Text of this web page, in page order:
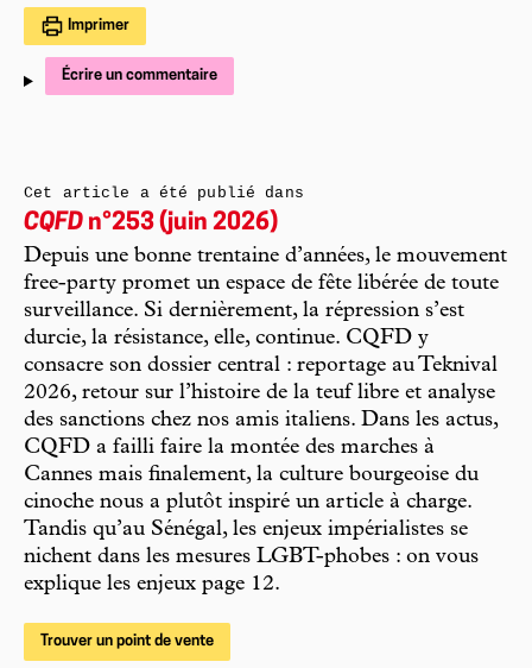
Imprimer
Écrire un commentaire
Cet article a été publié dans
CQFD n°253 (juin 2026)
Depuis une bonne trentaine d’années, le mouvement
free-party promet un espace de fête libérée de toute
surveillance. Si dernièrement, la répression s’est
durcie, la résistance, elle, continue. CQFD y
consacre son dossier central : reportage au Teknival
2026, retour sur l’histoire de la teuf libre et analyse
des sanctions chez nos amis italiens. Dans les actus,
CQFD a failli faire la montée des marches à
Cannes mais finalement, la culture bourgeoise du
cinoche nous a plutôt inspiré un article à charge.
Tandis qu’au Sénégal, les enjeux impérialistes se
nichent dans les mesures LGBT-phobes : on vous
explique les enjeux page 12.
Trouver un point de vente